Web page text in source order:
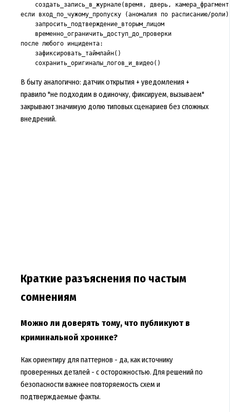
создать_запись_в_журнале(время, дверь,
если вход_по_чужому_пропуску (аномалия по расписанию/
    запросить_подтверждение_вторым_лицом
    временно_ограничить_доступ_до_проверки
после любого инцидента:
    зафиксировать_таймлайн()
В быту аналогично: датчик открытия + уведомления +
правило "не подходим в одиночку, фиксируем, вызываем"
закрывают значимую долю типовых сценариев без сложных
внедрений.
Краткие разъяснения по частым
сомнениям
Можно ли доверять тому, что публикуют в
криминальной хронике?
Как ориентиру для паттернов - да, как источнику
проверенных деталей - с осторожностью. Для решений по
безопасности важнее повторяемость схем и
подтверждаемые факты.